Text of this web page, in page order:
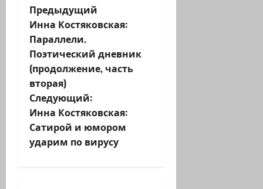
Н
а
в
и
г
а
Предыдущий
Инна Костяковская:
Параллели.
Поэтический дневник
(продолжение, часть
вторая)
Следующий:
Инна Костяковская:
Сатирой и юмором
ударим по вирусу